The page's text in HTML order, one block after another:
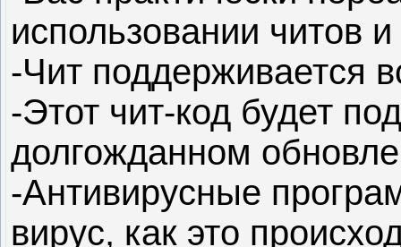
использовании читов
-Чит поддерживается
-Этот чит-код будет
долгожданном
-Антивирусные
вирус, как это